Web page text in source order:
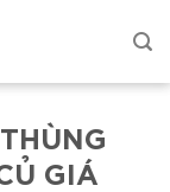
GIÁ